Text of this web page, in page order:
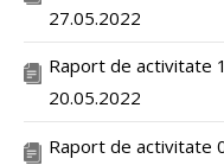
27.05.2022
Raport de activitate
20.05.2022
Raport de activitate